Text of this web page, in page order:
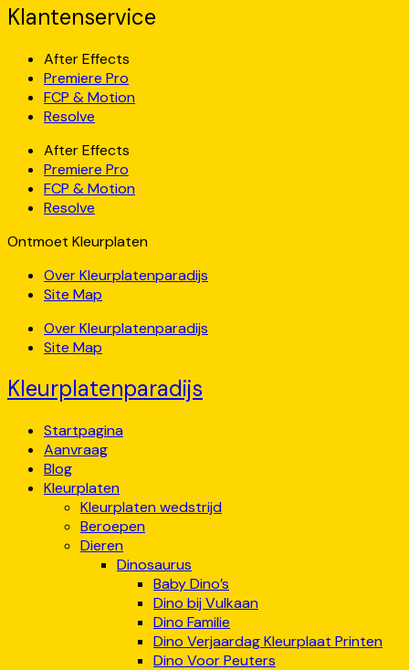
Klantenservice
After Effects
Premiere Pro
FCP & Motion
Resolve
After Effects
Premiere Pro
FCP & Motion
Resolve
Ontmoet Kleurplaten
Over Kleurplatenparadijs
Site Map
Over Kleurplatenparadijs
Site Map
Kleurplatenparadijs
Startpagina
Aanvraag
Blog
Kleurplaten
Kleurplaten wedstrijd
Beroepen
Dieren
Dinosaurus
Baby Dino’s
Dino bij Vulkaan
Dino Familie
Dino Verjaardag Kleurplaat Printen
Dino Voor Peuters